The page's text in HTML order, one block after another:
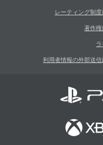
レーティング制度
著作権
ラ
利用者情報の外部送信